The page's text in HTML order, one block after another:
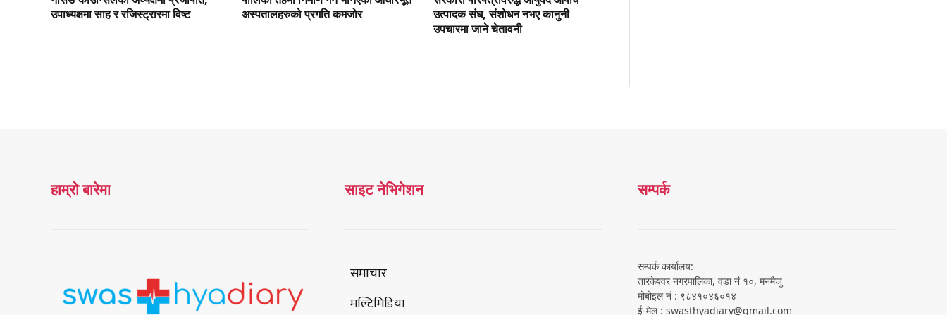
उपाध्यक्षमा साह र रजिस्ट्रारमा विष्ट
अस्पतालहरुको प्रगति कमजोर
उत्पादक संघ, संशोधन नभए कानुनी
उपचारमा जाने चेतावनी
हाम्रो बारेमा साइट नेभिगेशन
समाचार
मल्टिमिडिया
सम्पर्क
सम्पर्क कार्यालय:
तारकेश्वर नगरपालिका, वडा नं १०, मनमैजु
मोबोइल नं : ९८४१०४६०१४
ई-मेल : swasthyadiary@gmail.com